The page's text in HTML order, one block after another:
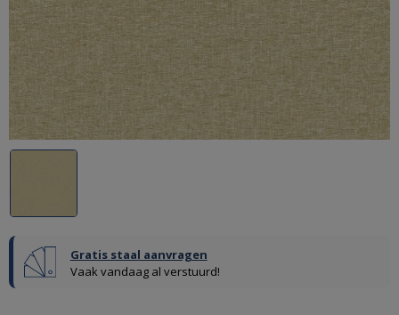
Gratis staal aanvragen
Vaak vandaag al verstuurd!